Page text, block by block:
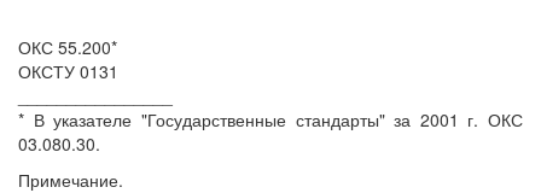
ОКС 55.200*
ОКСТУ 0131
* В указателе "Государственные стандарты" за 2001 г. ОКС
03.080.30.
Примечание.